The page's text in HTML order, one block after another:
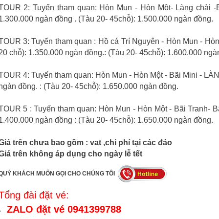
2: Tuyến tham quan: Hòn Mun - Hòn Một- Làng chài
ngàn đồng . (Tàu 20- 45chỗ): 1.500.000 ngàn đồng.
3: Tuyến tham quan : Hồ cá Trí Nguyên - Hòn Mun -
chỗ): 1.350.000 ngàn đồng.: (Tàu 20- 45chỗ): 1.600.000
4: Tuyến tham quan: Hòn Mun - Hòn Một - Bãi Mini -
đồng. : (Tàu 20- 45chỗ): 1.650.000 ngàn đồng.
5 : Tuyến tham quan: Hòn Mun - Hòn Một - Bãi Tranh-
ngàn đồng : (Tàu 20- 45chỗ): 1.650.000 ngàn đồng.
trên chưa bao gồm : vat ,chi phí tại các đảo
trên không áp dụng cho ngày lễ tết
KHÁCH MUỐN GỌI CHO CHÚNG TÔI
đài đặt vé:
ZALO đặt vé 0941399788